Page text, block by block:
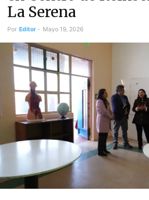
La Serena
Por Editor - Mayo 19, 2026